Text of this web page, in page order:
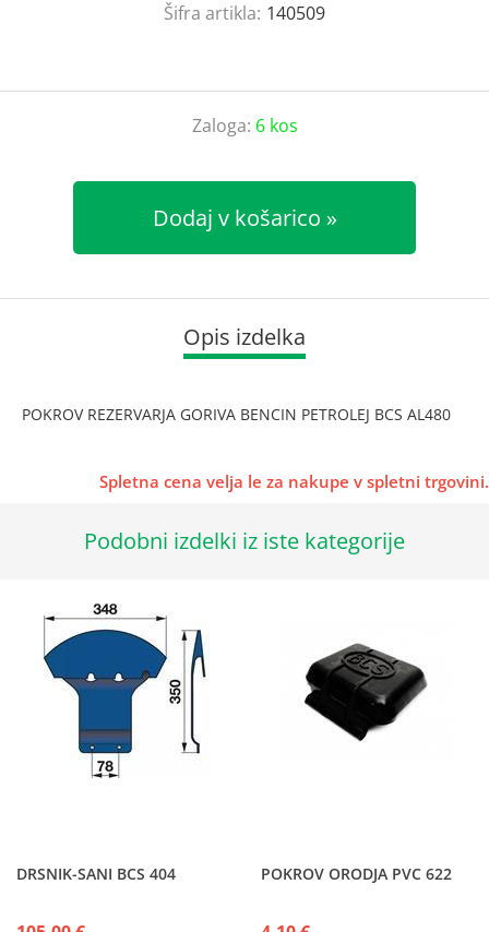
Šifra artikla: 140509
Zaloga: 6 kos
Dodaj v košarico
Opis izdelka
POKROV REZERVARJA GORIVA BENCIN PETROLEJ BCS AL480
Spletna cena velja le za nakupe v spletni trgovini.
Podobni izdelki iz iste kategorije
DRSNIK-SANI BCS 404 POKROV ORODJA PVC 622